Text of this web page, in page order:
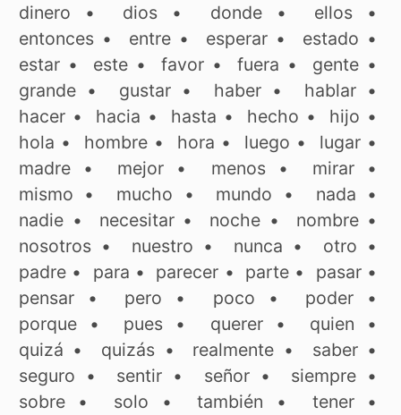
dinero • dios • donde• ellos •
entonces • entre• esperar• estado •
estar • este •favor •fuera • gente •
grande • gustar• haber• hablar•
hacer • hacia • hasta • hecho • hijo •
hola • hombre• hora • luego • lugar•
madre • mejor • menos• mirar •
mismo • mucho • mundo • nada •
nadie • necesitar• noche • nombre•
nosotros • nuestro • nunca • otro •
padre • para • parecer • parte • pasar•
pensar • pero • poco • poder•
porque • pues • querer• quien •
quizá • quizás • realmente • saber•
seguro • sentir • señor• siempre •
sobre • solo •también • tener•